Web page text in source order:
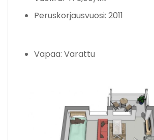
Peruskorjausvuosi: 2011
Vapaa: Varattu